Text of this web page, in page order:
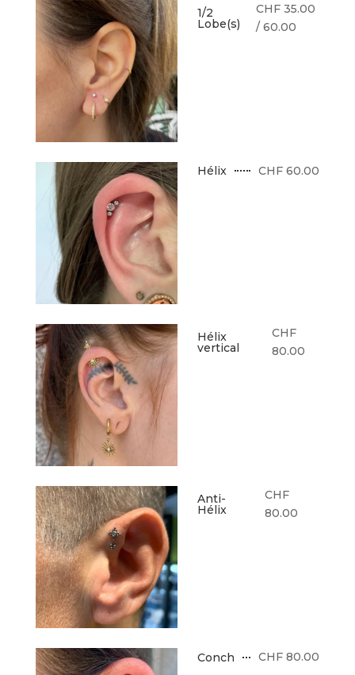
1/2
Lobe(s)
CHF 35.00
/ 60.00
Hélix CHF 60.00
Hélix
vertical
CHF
80.00
Anti-
Hélix
CHF
80.00
Conch CHF 80.00